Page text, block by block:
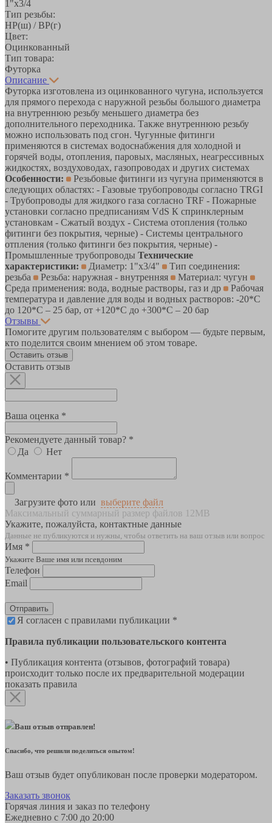
1"х3/4
Тип резьбы:
НР(ш) / ВР(г)
Цвет:
Оцинкованный
Тип товара:
Футорка
Описание
Футорка изготовлена из оцинкованного чугуна, используется
для прямого перехода с наружной резьбы большого диаметра
на внутреннюю резьбу меньшего диаметра без
дополнительного переходника. Также внутреннюю резьбу
можно использовать под сгон. Чугунные фитинги
применяются в системах водоснабжения для холодной и
горячей воды, отопления, паровых, масляных, неагрессивных
жидкостях, воздуховодах, газопроводах и других системах
Особенности:
Резьбовые фитинги из чугуна применяются в
следующих областях: - Газовые трубопроводы согласно TRGI
- Трубопроводы для жидкого газа согласно TRF - Пожарные
установки согласно предписаниям VdS К спринклерным
установкам - Сжатый воздух - Система отопления (только
фитинги без покрытия, черные) - Системы центрального
отпления (только фитинги без покрытия, черные) -
Промышленные трубопроводы Технические
характеристики:
Диаметр: 1"x3/4"
Тип соединения:
резьба
Резьба: наружная - внутренняя
Материал: чугун
Среда применения: вода, водные растворы, газ и др
Рабочая
температура и давление для воды и водных растворов: -20*C
до 120*С – 25 бар, от +120*C до +300*С – 20 бар
Отзывы
Помогите другим пользователям с выбором — будьте первым,
кто поделится своим мнением об этом товаре.
Оставить отзыв
Оставить отзыв
Ваша оценка *
Рекомендуете данный товар? *
Да
Нет
Комментарии *
Загрузите фото или выберите файл
Максимальный суммарный размер файлов 12MB
Укажите, пожалуйста, контактные данные
Данные не публикуются и нужны, чтобы ответить на ваш отзыв или вопрос
Имя *
Укажите Ваше имя или псевдоним
Телефон
Email
Отправить
Я согласен с правилами публикации *
Правила публикации пользовательского контента
• Публикация контента (отзывов, фотографий товара)
происходит только после их предварительной модерации
показать правила
Ваш отзыв отправлен!
Спасибо, что решили поделиться опытом!
Ваш отзыв будет опубликован после проверки модератором.
Заказать звонок
Горячая линия и заказ по телефону
Ежедневно с 7:00 до 20:00